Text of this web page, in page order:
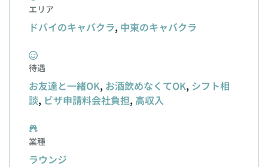
エリア
ドバイのキャバクラ, 中東のキャバクラ
待遇
お友達と一緒OK, お酒飲めなくてOK, シフト相
談, ビザ申請料会社負担, 高収入
業種
ラウンジ